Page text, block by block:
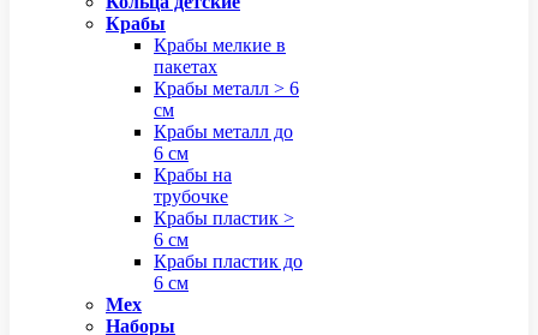
Крабы
Крабы мелкие в
пакетах
Крабы металл > 6
см
Крабы металл до
6 см
Крабы на
трубочке
Крабы пластик >
6 см
Крабы пластик до
6 см
Мех
Наборы